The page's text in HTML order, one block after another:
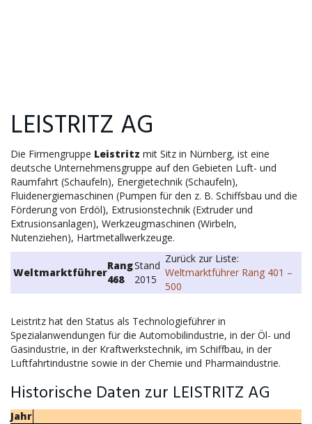
LEISTRITZ AG
Die Firmengruppe Leistritz mit Sitz in Nürnberg, ist eine
deutsche Unternehmensgruppe auf den Gebieten Luft- und
Raumfahrt (Schaufeln), Energietechnik (Schaufeln),
Fluidenergiemaschinen (Pumpen für den z. B. Schiffsbau und die
Förderung von Erdöl), Extrusionstechnik (Extruder und
Extrusionsanlagen), Werkzeugmaschinen (Wirbeln,
Nutenziehen), Hartmetallwerkzeuge.
Weltmarktführer
Rang
468
Stand
2015
Zurück zur Liste:
Weltmarktführer Rang 401 –
500
Leistritz hat den Status als Technologieführer in
Spezialanwendungen für die Automobilindustrie, in der Öl- und
Gasindustrie, in der Kraftwerkstechnik, im Schiffbau, in der
Luftfahrtindustrie sowie in der Chemie und Pharmaindustrie.
Historische Daten zur LEISTRITZ AG
Jahr